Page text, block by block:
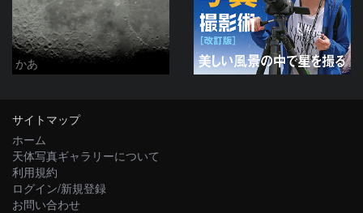
かあ
サイトマップ
ホーム
天体写真ギャラリーについて
利用規約
ログイン/新規登録
お問い合わせ